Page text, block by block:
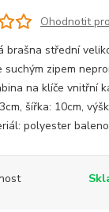
Ohodnotit
brašna střední
suchým zipem
na klíče vnitřní
šířka: 10cm,
polyester